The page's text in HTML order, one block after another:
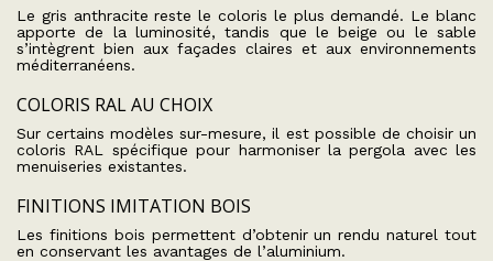
Le gris anthracite reste le coloris le plus demandé. Le blanc
apporte de la luminosité, tandis que le beige ou le sable
s’intègrent bien aux façades claires et aux environnements
méditerranéens.
COLORIS RAL AU CHOIX
Sur certains modèles sur-mesure, il est possible de choisir un
coloris RAL spécifique pour harmoniser la pergola avec les
menuiseries existantes.
FINITIONS IMITATION BOIS
Les finitions bois permettent d’obtenir un rendu naturel tout
en conservant les avantages de l’aluminium.